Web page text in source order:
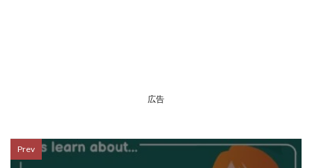
広告
Prev